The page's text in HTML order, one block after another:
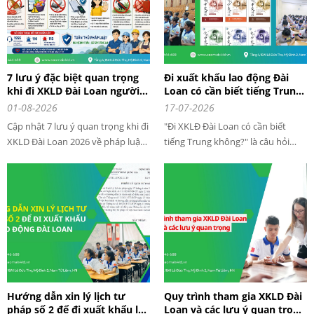
chỉnh.
7 lưu ý đặc biệt quan trọng
khi đi XKLD Đài Loan người
lao động nhất định phải biết
01-08-2026
Cập nhật 7 lưu ý quan trọng khi đi
XKLD Đài Loan 2026 về pháp luật,
quấy rối tình dục khi sinh sống và
Đi xuất khẩu lao động Đài
Loan có cần biết tiếng Trung
không?
17-07-2026
"Đi XKLĐ Đài Loan có cần biết
tiếng Trung không?" là câu hỏi
quan tâm khi có ý định sang Đài
Loan làm việc. Nhiều người lo lắng
vì chưa từng học tiếng Trung và
sợ không đủ điều kiện đăng ký
Hướng dẫn xin lý lịch tư
pháp số 2 để đi xuất khẩu lao
Quy trình tham gia XKLD Đài
Loan và các lưu ý quan trọng